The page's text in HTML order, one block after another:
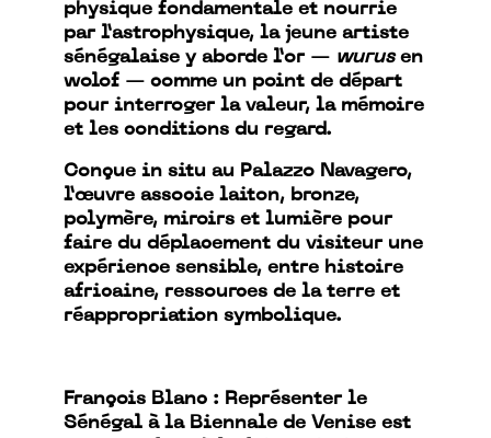
physique fondamentale et nourrie
par l’astrophysique, la jeune artiste
sénégalaise y aborde l’or — wurusen
wolof — comme un point de départ
pour interroger la valeur, la mémoire
et les conditions du regard.
Conçue in situ au Palazzo Navagero,
l’œuvre associe laiton, bronze,
polymère, miroirs et lumière pour
faire du déplacement du visiteur une
expérience sensible, entre histoire
africaine, ressources de la terre et
réappropriation symbolique.
François Blanc : Représenter le
Sénégal à la Biennale de Venise est